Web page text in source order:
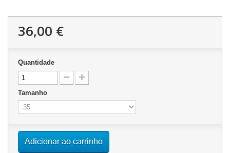
36,00 €
Quantidade
Tamanho
Adicionar ao carrinho